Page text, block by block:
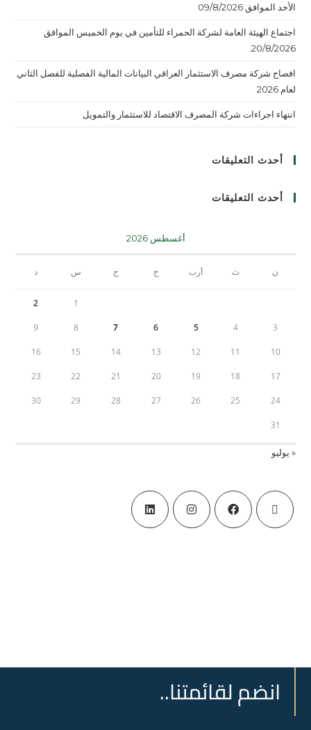
الأحد الموافق 09/8/2026
اجتماع الهيئة العامة لشركة الحمراء للتأمين في يوم الخميس الموافق
20/8/2026.
افصاح شركة مصرف الاستثمار العراقي البيانات المالية الفصلية للفصل الثاني
لعام 2026
انتهاء اجراءات شركة المصرف الاقتصاد للاستثمار والتمويل
أحدث التعليقات
أحدث التعليقات
أغسطس 2026
ن ث أرب خ ج س د
1
2
3
4
5
6
7
8
9
10
11
12
13
14
15
16
17
18
19
20
21
22
23
24
25
26
27
28
29
30
31
« يوليو
انضم لقائمتنا..